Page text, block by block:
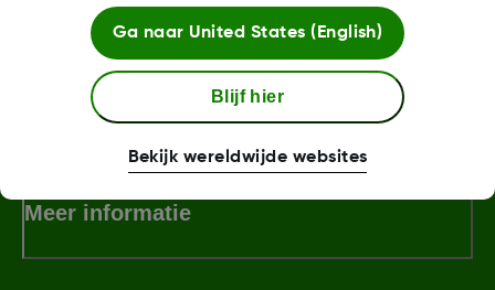
Algemene voorwaarden
Meer informatie
Ga naar United States (English)
Blijf hier
Bekijk wereldwijde websites